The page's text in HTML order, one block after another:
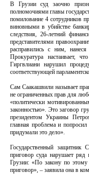
В Грузии суд заочно
полномочиями главы
помилование 4 сотрудников
виновными в убийстве
следствия, 26-летний
представителями
расправились с ним,
Прокуратура настаивает,
Гиргвлиани нарушил
соответствующей
Сам Саакашвили называет
не ограниченных прав для
«политически
законностью». Это заговор
президентом Украины
главная проблема и
придумали это дело».
Государственный защитник
приговор суда нарушает ряд
Грузии: «По закону по
приговор», – заявила она в